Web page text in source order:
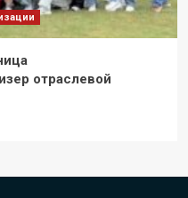
отраслевой